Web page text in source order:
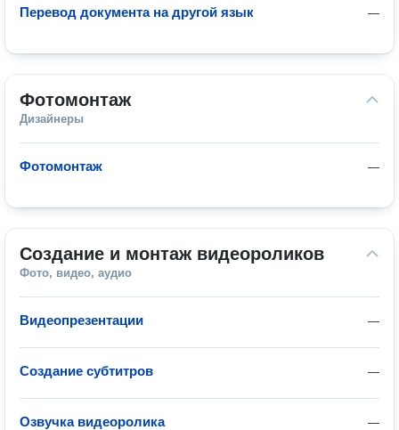
—
Перевод документа на другой язык
Фотомонтаж
Дизайнеры
—
Фотомонтаж
Создание и монтаж видеороликов
Фото, видео, аудио
—
Видеопрезентации
—
Создание субтитров
—
Озвучка видеоролика